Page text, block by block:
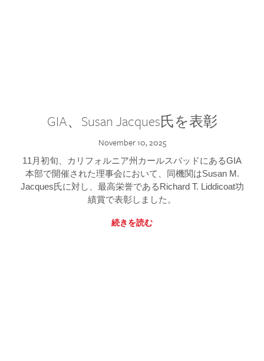
GIA、Susan Jacques氏を表彰
November 10, 2025
11月初旬、カリフォルニア州カールスバッドにあるGIA
本部で開催された理事会において、同機関はSusan M.
Jacques氏に対し、最高栄誉であるRichard T. Liddicoat功
績賞で表彰しました。
続きを読む